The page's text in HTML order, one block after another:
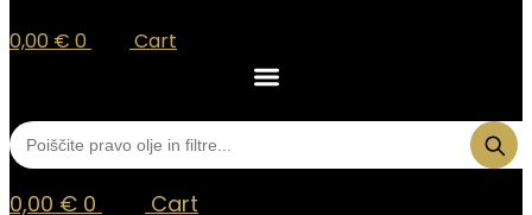
0,00 € 0 Cart
0,00 € 0 Cart